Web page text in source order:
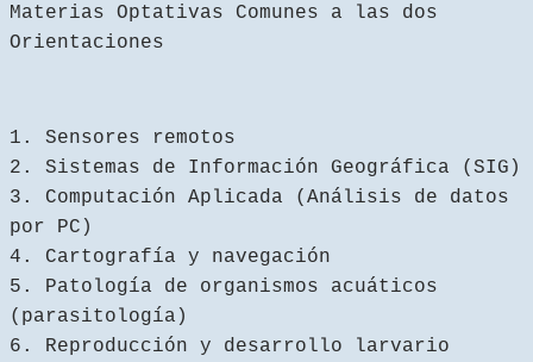
Materias Optativas Comunes a las dos
Orientaciones
1. Sensores remotos
2. Sistemas de Información Geográfica (SIG)
3. Computación Aplicada (Análisis de datos
por PC)
4. Cartografía y navegación
5. Patología de organismos acuáticos
(parasitología)
6. Reproducción y desarrollo larvario